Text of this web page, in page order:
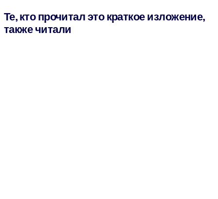
Те, кто прочитал это краткое изложение,
также читали